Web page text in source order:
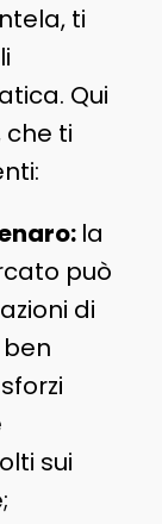
ti
Qui
ti
la
può
di
sui